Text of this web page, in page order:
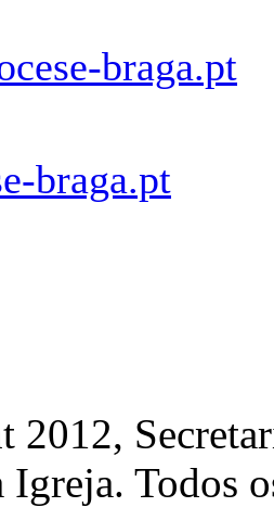
braga.pt
braga.pt
Todos